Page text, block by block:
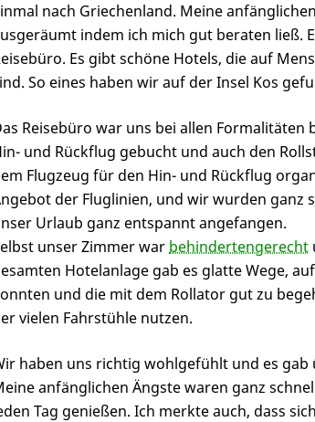
nach Griechenland. Meine
indem ich mich gut beraten ließ.
Es gibt schöne Hotels, die auf
So eines haben wir auf der Insel Kos
Reisebüro war uns bei allen Formalitäten
und Rückflug gebucht und auch den
Flugzeug für den Hin- und Rückflug
der Fluglinien, und wir wurden ganz
Urlaub ganz entspannt angefangen.
unser Zimmer war behindertengerecht
Hotelanlage gab es glatte Wege,
und die mit dem Rollator gut zu
vielen Fahrstühle nutzen.
haben uns richtig wohlgefühlt und es
anfänglichen Ängste waren ganz
Tag genießen. Ich merkte auch, dass